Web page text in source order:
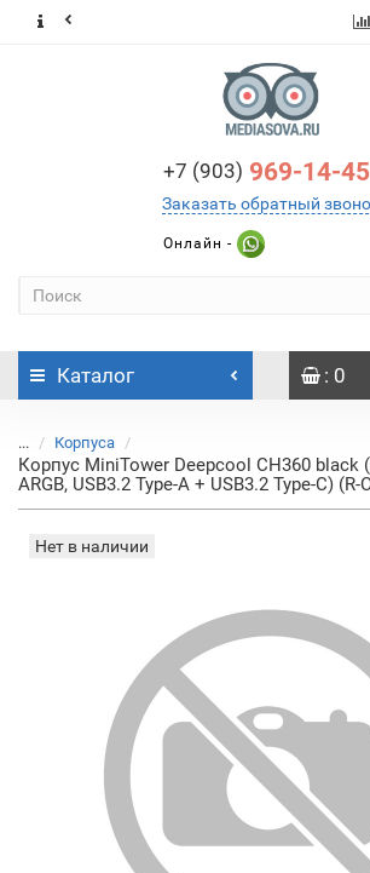
+7 (903) 969-14-45
Заказать обратный
Онлайн -
Каталог : 0
... Корпуса
Корпус MiniTower Deepcool CH360 black
ARGB, USB3.2 Type-A + USB3.2 Type-C) (R-
Нет в наличии